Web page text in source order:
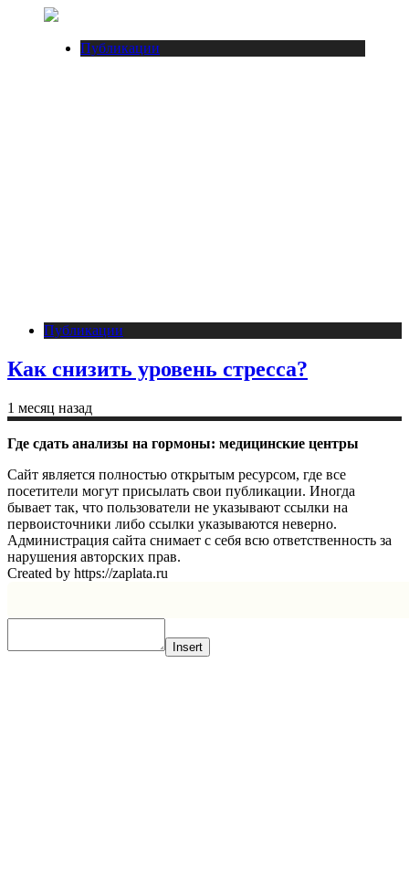
Публикации
Публикации
Как снизить уровень стресса?
1 месяц назад
Где сдать анализы на гормоны: медицинские центры
Сайт является полностью открытым ресурсом, где все
посетители могут присылать свои публикации. Иногда
бывает так, что пользователи не указывают ссылки на
первоисточники либо ссылки указываются неверно.
Администрация сайта снимает с себя всю ответственность за
нарушения авторских прав.
Created by https://zaplata.ru
Insert